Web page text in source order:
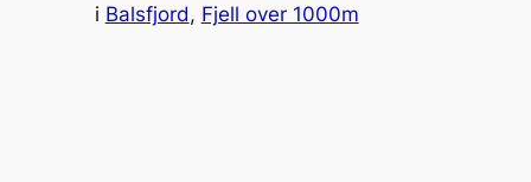
i Balsfjord, Fjell over 1000m